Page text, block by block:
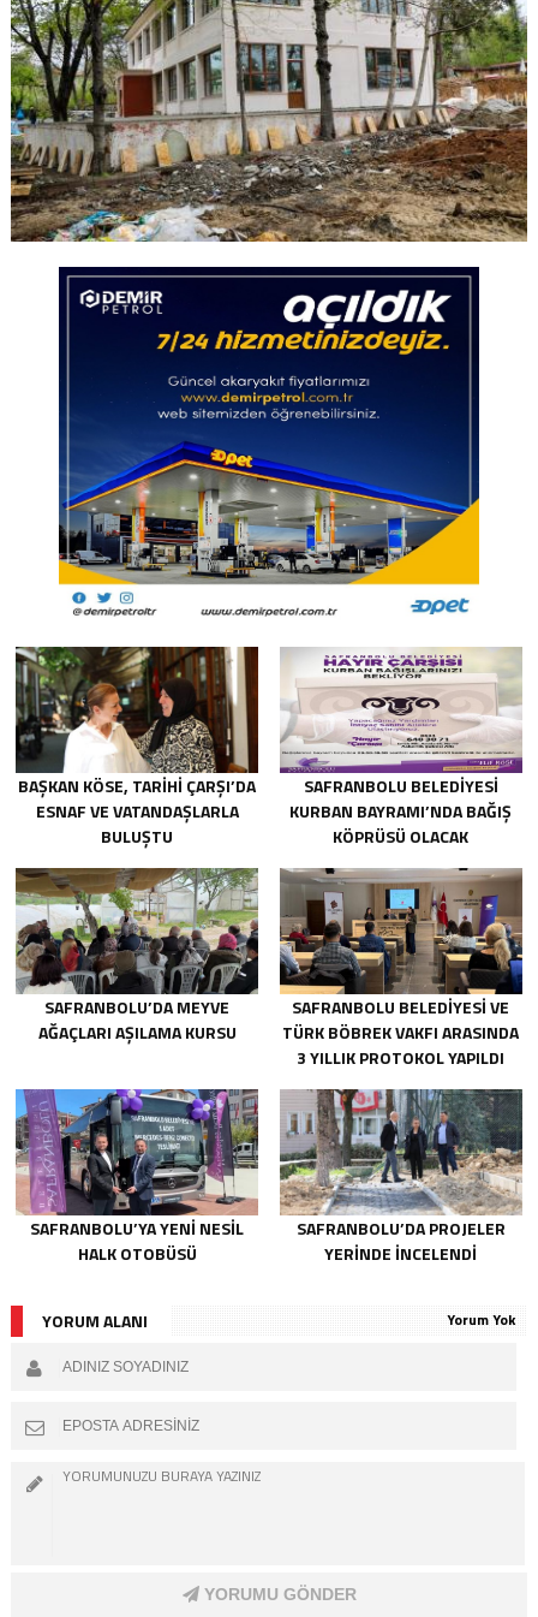
BAŞKAN KÖSE, TARİHİ ÇARŞI’DA
ESNAF VE VATANDAŞLARLA
BULUŞTU
SAFRANBOLU BELEDİYESİ
KURBAN BAYRAMI’NDA BAĞIŞ
KÖPRÜSÜ OLACAK
SAFRANBOLU’DA MEYVE
AĞAÇLARI AŞILAMA KURSU
SAFRANBOLU BELEDİYESİ VE
TÜRK BÖBREK VAKFI ARASINDA
3 YILLIK PROTOKOL YAPILDI
SAFRANBOLU’YA YENİ NESİL
HALK OTOBÜSÜ
SAFRANBOLU’DA PROJELER
YERİNDE İNCELENDİ
YORUM ALANI Yorum Yok
YORUMU GÖNDER